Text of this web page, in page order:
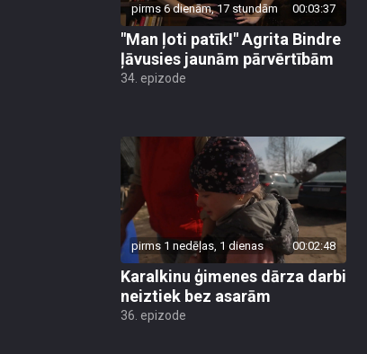
pirms 6 dienām, 17 stundām 00:03:37
"Man ļoti patīk!" Agrita Bindre
ļāvusies jaunām pārvērtībām
34. epizode
pirms 1 nedēļas, 1 dienas 00:02:48
Karalkinu ģimenes dārza darbi
neiztiek bez asarām
36. epizode